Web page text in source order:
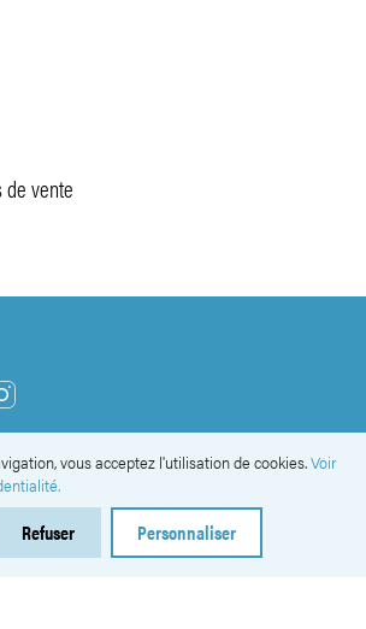
de vente
vous acceptez l'utilisation de cookies.Voir
Refuser Personnaliser